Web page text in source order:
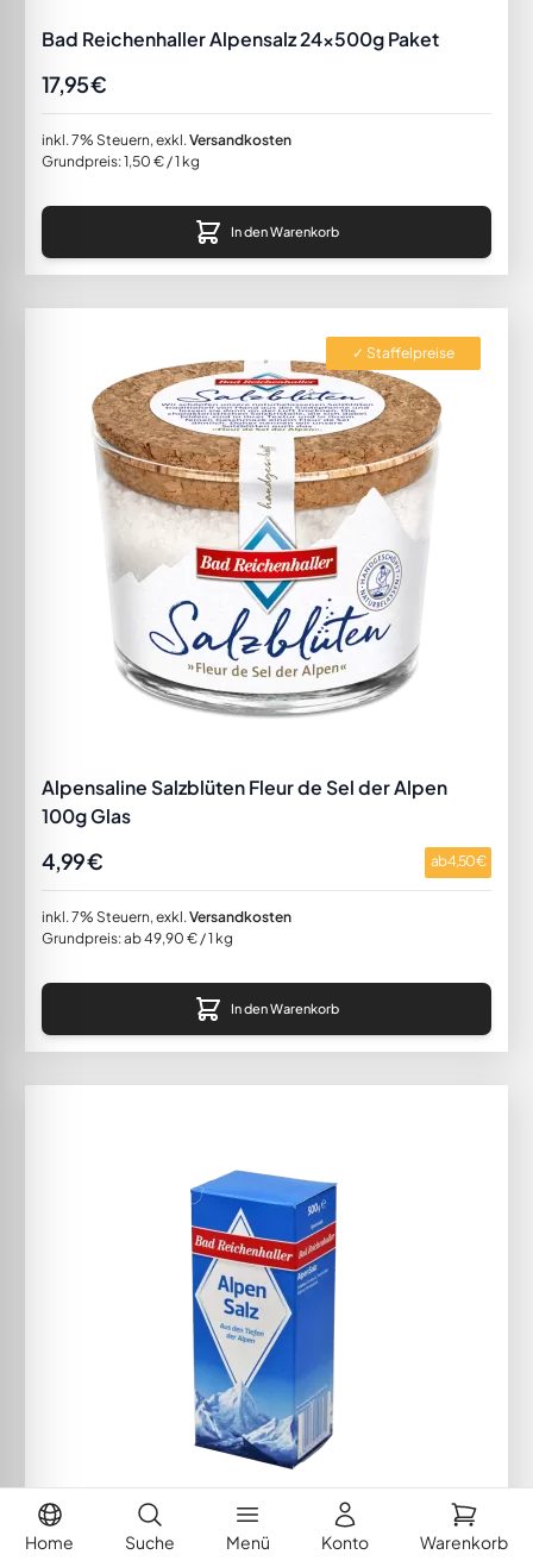
Bad Reichenhaller Alpensalz 24x500g Paket
17,95 €
inkl. 7% Steuern,exkl.Versandkosten
Grundpreis:1,50 €/ 1 kg
In den Warenkorb
✓ Staffelpreise
Alpensaline Salzblüten Fleur de Sel der Alpen
100g Glas
4,99 € ab4,50 €
inkl. 7% Steuern,exkl.Versandkosten
Grundpreis: ab 49,90 € / 1 kg
In den Warenkorb
Home Suche Menü Konto Warenkorb